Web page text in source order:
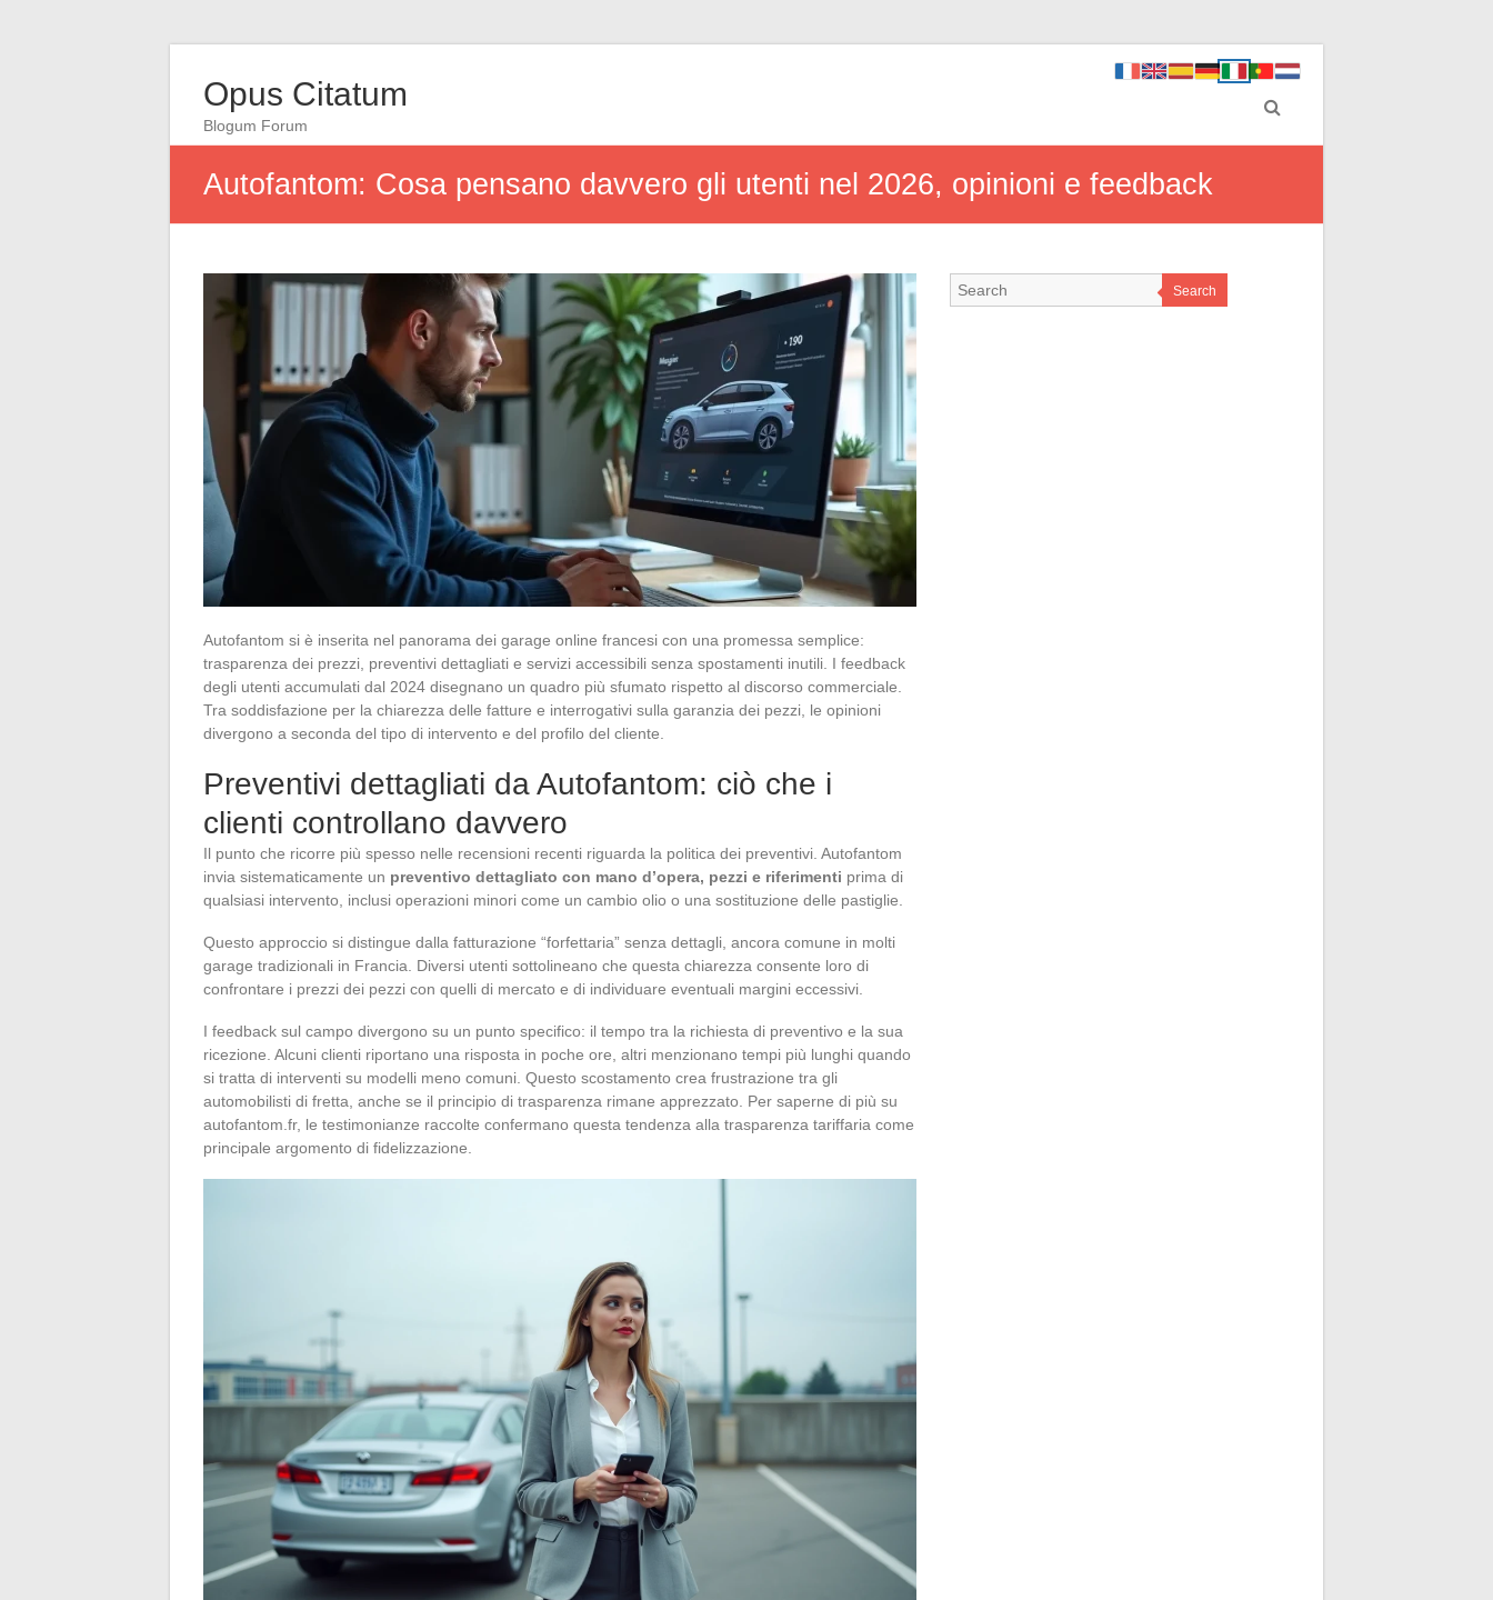
Opus Citatum
Blogum Forum
Autofantom: Cosa pensano davvero gli utenti nel 2026, opinioni e feedback
Autofantom si è inserita nel panorama dei garage online francesi con una promessa semplice:
trasparenza dei prezzi, preventivi dettagliati e servizi accessibili senza spostamenti inutili. I feedback
degli utenti accumulati dal 2024 disegnano un quadro più sfumato rispetto al discorso commerciale.
Tra soddisfazione per la chiarezza delle fatture e interrogativi sulla garanzia dei pezzi, le opinioni
divergono a seconda del tipo di intervento e del profilo del cliente.
Preventivi dettagliati da Autofantom: ciò che i
clienti controllano davvero
Il punto che ricorre più spesso nelle recensioni recenti riguarda la politica dei preventivi. Autofantom
invia sistematicamente un preventivo dettagliato con mano d’opera, pezzi e riferimenti prima di
qualsiasi intervento, inclusi operazioni minori come un cambio olio o una sostituzione delle pastiglie.
Questo approccio si distingue dalla fatturazione “forfettaria” senza dettagli, ancora comune in molti
garage tradizionali in Francia. Diversi utenti sottolineano che questa chiarezza consente loro di
confrontare i prezzi dei pezzi con quelli di mercato e di individuare eventuali margini eccessivi.
I feedback sul campo divergono su un punto specifico: il tempo tra la richiesta di preventivo e la sua
ricezione. Alcuni clienti riportano una risposta in poche ore, altri menzionano tempi più lunghi quando
si tratta di interventi su modelli meno comuni. Questo scostamento crea frustrazione tra gli
automobilisti di fretta, anche se il principio di trasparenza rimane apprezzato. Per saperne di più su
autofantom.fr, le testimonianze raccolte confermano questa tendenza alla trasparenza tariffaria come
principale argomento di fidelizzazione.
Search